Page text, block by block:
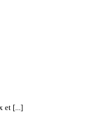
et [...]